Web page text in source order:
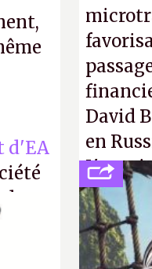
d'EA
David
en
jamais